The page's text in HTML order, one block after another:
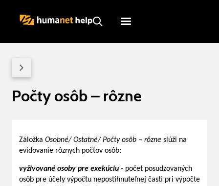
Humanet
Počty osôb – rôzne
Záložka Osobné/ Ostatné/ Počty osôb – rôzne slúži na
evidovanie rôznych počtov osôb:
vyživované osoby pre exekúciu - počet posudzovaných
osôb pre účely výpočtu nepostihnuteľnej časti pri výpočte